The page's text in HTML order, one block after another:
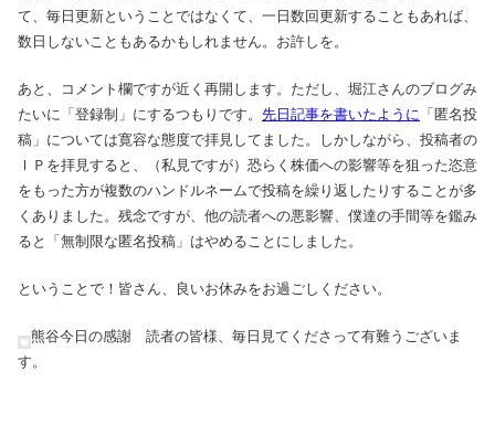
て、毎日更新ということではなくて、一日数回更新することもあれば、
数日しないこともあるかもしれません。お許しを。
あと、コメント欄ですが近く再開します。ただし、堀江さんのブログみ
たいに「登録制」にするつもりです。 先日記事を書いたように 「匿名投
稿」については寛容な態度で拝見してました。しかしながら、投稿者の
ＩＰを拝見すると、（私見ですが）恐らく株価への影響等を狙った恣意
をもった方が複数のハンドルネームで投稿を繰り返したりすることが多
くありました。残念ですが、他の読者への悪影響、僕達の手間等を鑑み
ると「無制限な匿名投稿」はやめることにしました。
ということで！皆さん、良いお休みをお過ごしください。
熊谷今日の感謝 読者の皆様、毎日見てくださって有難うございま
す。